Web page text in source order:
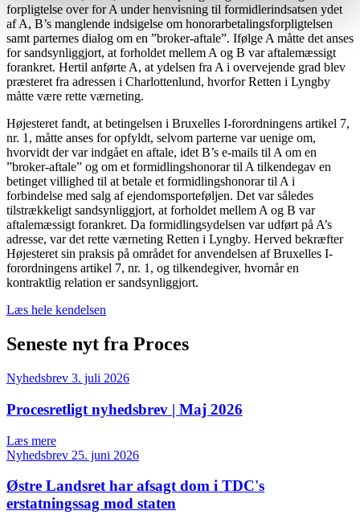
forpligtelse over for A under henvisning til formidlerindsatsen ydet
af A, B’s manglende indsigelse om honorarbetalingsforpligtelsen
samt parternes dialog om en ”broker-aftale”. Ifølge A måtte det anses
for sandsynliggjort, at forholdet mellem A og B var aftalemæssigt
forankret. Hertil anførte A, at ydelsen fra A i overvejende grad blev
præsteret fra adressen i Charlottenlund, hvorfor Retten i Lyngby
måtte være rette værneting.
Højesteret fandt, at betingelsen i Bruxelles I-forordningens artikel 7,
nr. 1, måtte anses for opfyldt, selvom parterne var uenige om,
hvorvidt der var indgået en aftale, idet B’s e-mails til A om en
”broker-aftale” og om et formidlingshonorar til A tilkendegav en
betinget villighed til at betale et formidlingshonorar til A i
forbindelse med salg af ejendomsporteføljen. Det var således
tilstrækkeligt sandsynliggjort, at forholdet mellem A og B var
aftalemæssigt forankret. Da formidlingsydelsen var udført på A’s
adresse, var det rette værneting Retten i Lyngby. Herved bekræfter
Højesteret sin praksis på området for anvendelsen af Bruxelles I-
forordningens artikel 7, nr. 1, og tilkendegiver, hvornår en
kontraktlig relation er sandsynliggjort.
Læs hele kendelsen
Seneste nyt fra Proces
Nyhedsbrev 3. juli 2026
Procesretligt nyhedsbrev | Maj 2026
Læs mere
Nyhedsbrev 25. juni 2026
Østre Landsret har afsagt dom i TDC's
erstatningssag mod staten